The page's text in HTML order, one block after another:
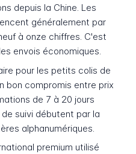
depuis la Chine. Les
généralement par
à onze chiffres. C'est
envois économiques.
pour les petits colis de
bon compromis entre prix
de 7 à 20 jours
suivi débutent par la
alphanumériques.
premium utilisé